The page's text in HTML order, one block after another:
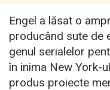
Engel a lăsat o
producând sute de
genul serialelor
în inima New York-
produs proiecte